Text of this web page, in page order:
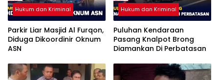
Hukum dan Kriminal
Parkir Liar Masjid Al Furqon,
Diduga Dikoordinir Oknum
ASN
Hukum dan Kriminal
Puluhan Kendaraan
Pasang Knalpot Brong
Diamankan Di Perbatasan